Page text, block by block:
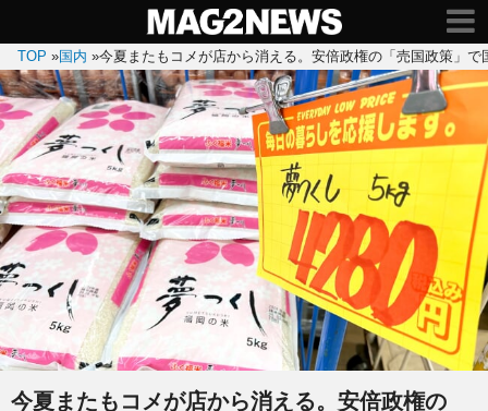
TOP »国内 »今夏またもコメが店から消える。安倍政権の「売国政策」で
今夏またもコメが店から消える。安倍政権の